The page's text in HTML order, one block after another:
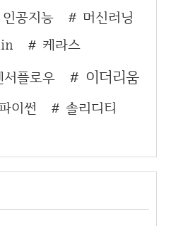
인공지능
머신러닝
케라스
서플로우 이더리움
이썬
솔리디티